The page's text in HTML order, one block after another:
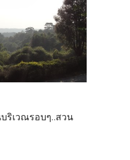
ริเวณรอบๆ..สวน